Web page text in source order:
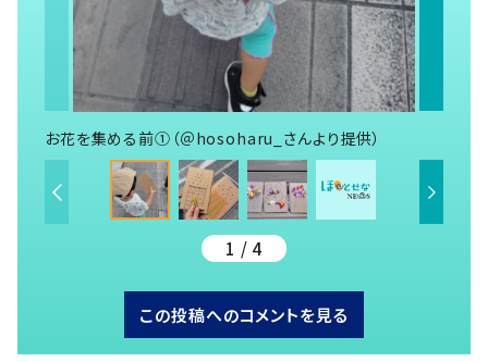
お花を集める前①（＠hosoharu_さんより提供）
1 / 4
この投稿へのコメントを見る